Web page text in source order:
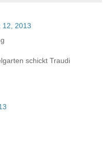
12, 2013
schickt Traudi